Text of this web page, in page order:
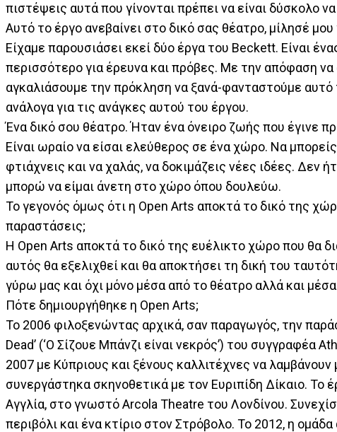
πιστέψεις αυτά που γίνονται πρέπει να είναι δύσκολο
Αυτό το έργο ανεβαίνει στο δικό σας θέατρο, μίλησέ μου
Είχαμε παρουσιάσει εκεί δύο έργα του Beckett. Είναι
περισσότερο για έρευνα και πρόβες. Με την απόφαση
αγκαλιάσουμε την πρόκληση να ξανά-φανταστούμε
ανάλογα για τις ανάγκες αυτού του έργου.
Ένα δικό σου θέατρο. Ήταν ένα όνειρο ζωής που έγινε
Είναι ωραίο να είσαι ελεύθερος σε ένα χώρο. Να
φτιάχνεις και να χαλάς, να δοκιμάζεις νέες ιδέες. Δεν
μπορώ να είμαι άνετη στο χώρο όπου δουλεύω.
Το γεγονός όμως ότι η Open Arts αποκτά το δικό της
παραστάσεις;
Η Open Arts αποκτά το δικό της ευέλικτο χώρο που θα
αυτός θα εξελιχθεί και θα αποκτήσει τη δική του
γύρω μας και όχι μόνο μέσα από το θέατρο αλλά και
Πότε δημιουργήθηκε η Open Arts;
Το 2006 φιλοξενώντας αρχικά, σαν παραγωγός, την
Dead’ (‘Ο Σίζουε Μπάνζι είναι νεκρός’) του
2007 με Κύπριους και ξένους καλλιτέχνες να
συνεργάστηκα σκηνοθετικά με τον Ευριπίδη Δίκαιο.
Αγγλία, στο γνωστό Arcola Theatre του Λονδίνου.
περιβόλι και ένα κτίριο στον Στρόβολο. To 2012, η